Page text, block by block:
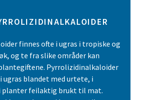
finnes ofte i ugras i tropiske og
og te fra slike områder kan
Pyrrolizidinalkaloider
ugras blandet med urtete, i
planter feilaktig brukt til mat.